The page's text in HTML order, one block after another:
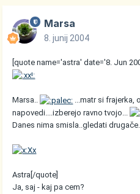
Marsa
8. junij 2004
[quote name='astra' date='8. Jun
Marsa..
...matr si frajerka,
napovedi....izberejo ravno tvojo...
Danes nima smisla..gledati
Astra[/quote]
Ja, saj - kaj pa cem?